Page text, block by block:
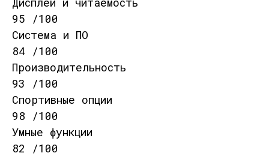
95 /100
Система и ПО
84 /100
Производительность
93 /100
Спортивные опции
98 /100
Умные функции
82 /100